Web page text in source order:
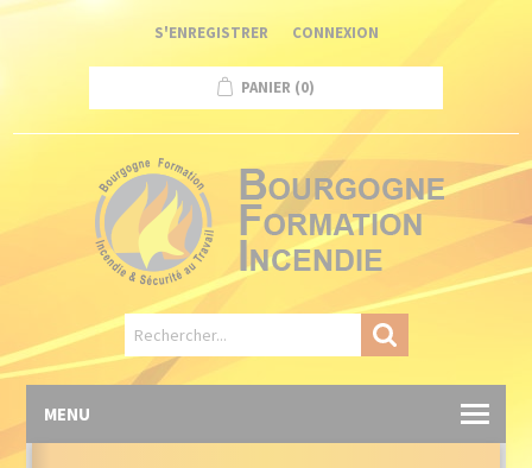
S'ENREGISTRER CONNEXION
PANIER (0)
MENU
Panneau de gestion des cookies